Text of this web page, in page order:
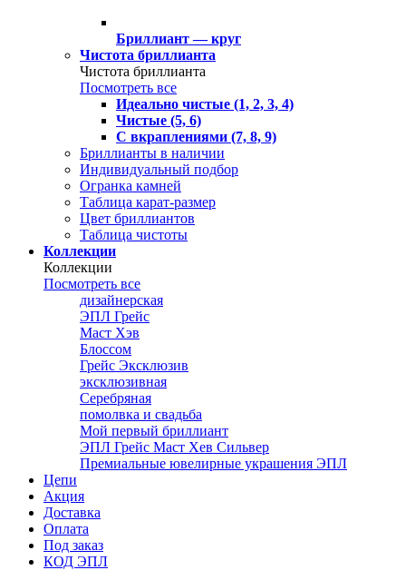
Бриллиант — круг
Чистота бриллианта
Чистота бриллианта
Посмотреть все
Идеально чистые (1, 2, 3, 4)
Чистые (5, 6)
С вкраплениями (7, 8, 9)
Бриллианты в наличии
Индивидуальный подбор
Огранка камней
Таблица карат-размер
Цвет бриллиантов
Таблица чистоты
Коллекции
Коллекции
Посмотреть все
дизайнерская
ЭПЛ Грейс
Маст Хэв
Блоссом
Грейс Эксклюзив
эксклюзивная
Серебряная
помолвка и свадьба
Мой первый бриллиант
ЭПЛ Грейс Маст Хев Сильвер
Премиальные ювелирные украшения ЭПЛ
Цепи
Акция
Доставка
Оплата
Под заказ
КОД ЭПЛ